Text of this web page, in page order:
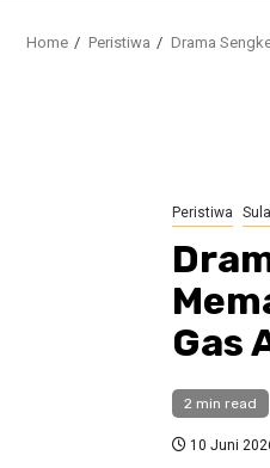
Home Peristiwa Drama
Peristiwa
Gas
2 min read
10 Juni